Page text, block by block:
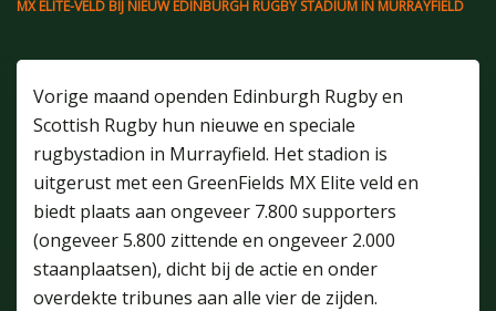
MX ELITE-VELD BIJ NIEUW EDINBURGH RUGBY STADIUM IN MURRAYFIELD
Vorige maand openden Edinburgh Rugby en
Scottish Rugby hun nieuwe en speciale
rugbystadion in Murrayfield. Het stadion is
uitgerust met een GreenFields MX Elite veld en
biedt plaats aan ongeveer 7.800 supporters
(ongeveer 5.800 zittende en ongeveer 2.000
staanplaatsen), dicht bij de actie en onder
overdekte tribunes aan alle vier de zijden.